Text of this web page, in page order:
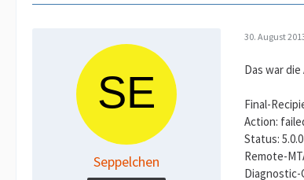
Seppelchen
30. August
Das war
Final-
Action:
Status: 5.0.0
Remote-
Diagnostic-